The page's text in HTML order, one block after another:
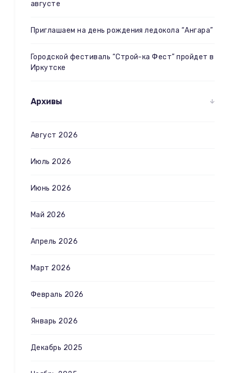
августе
Приглашаем на день рождения ледокола “Ангара”
Городской фестиваль “Строй-ка Фест” пройдет в
Иркутске
Архивы
Август 2026
Июль 2026
Июнь 2026
Май 2026
Апрель 2026
Март 2026
Февраль 2026
Январь 2026
Декабрь 2025